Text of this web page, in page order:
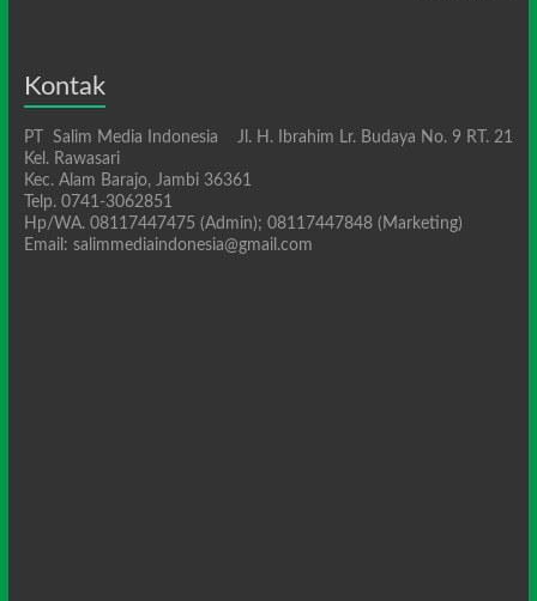
Kontak
PT Salim Media Indonesia Jl. H. Ibrahim Lr. Budaya No. 9 RT. 21
Kel. Rawasari
Kec. Alam Barajo, Jambi 36361
Telp. 0741-3062851
Hp/WA. 08117447475 (Admin); 08117447848 (Marketing)
Email: salimmediaindonesia@gmail.com